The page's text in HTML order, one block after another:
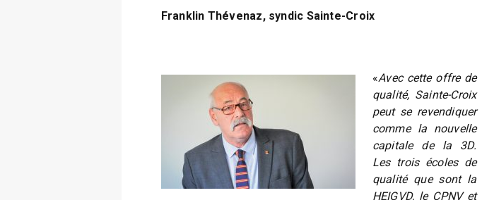
Franklin Thévenaz, syndic Sainte-Croix
«Avec cette offre de
qualité, Sainte-Croix
peut se revendiquer
comme la nouvelle
capitale de la 3D.
Les trois écoles de
qualité que sont la
HEIGVD, le CPNV et